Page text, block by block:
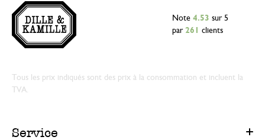
Note 4.53 sur 5
par 261 clients
Tous les prix indiqués sont des prix à la consommation et incluent la
TVA.
Service